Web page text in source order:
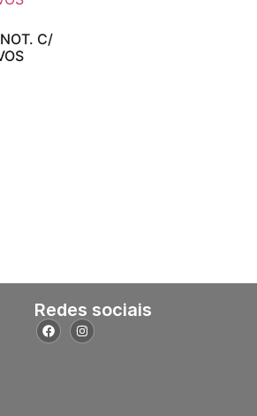
C/
Redes sociais